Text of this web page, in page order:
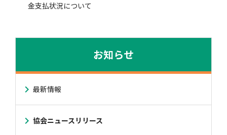
金支払状況について
お知らせ
最新情報
協会ニュースリリース